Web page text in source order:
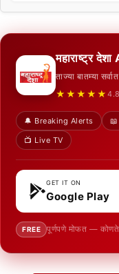
महाराष्ट्र
ताज्या बातम्या
★★★★★
🔔 Breaking Alerts 📖
📺 Live TV
GET IT ON
Google Play
FREE पूर्णपणे मोफत —